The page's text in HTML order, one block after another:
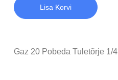
Lisa Korvi
Gaz 20 Pobeda Tuletõrje 1/